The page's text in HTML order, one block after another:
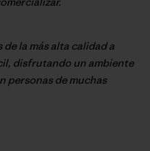
la más alta calidad a
disfrutando un ambiente
personas de muchas